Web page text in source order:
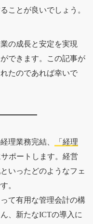
ことが良いでしょう。
の成長と安定を実現
できます。この記事が
たのであれば幸いで
理業務完結、
「経理
ポートします。経営
いったどのようなフェ
。
て有用な管理会計の構
、新たなICTの導入に